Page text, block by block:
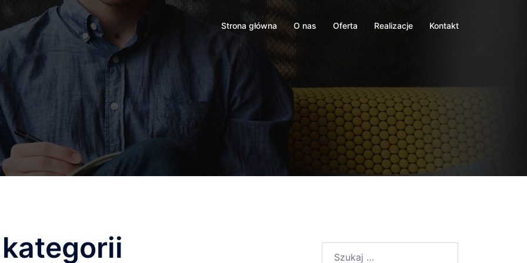
Strona główna O nas Oferta Realizacje Kontakt